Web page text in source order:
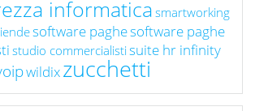
informaticasmartworking
software paghesoftware paghe
studio commercialisti suite hr infinity
wildixzucchetti